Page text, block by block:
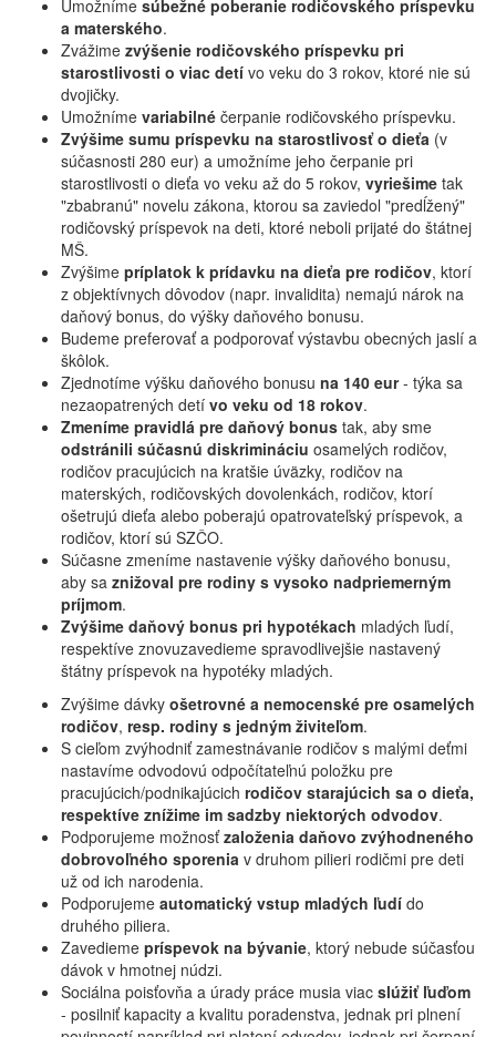
Umožníme súbežné poberanie rodičovského príspevku
a materského.
Zvážime zvýšenie rodičovského príspevku pri
starostlivosti o viac detí vo veku do 3 rokov, ktoré nie sú
dvojičky.
Umožníme variabilné čerpanie rodičovského príspevku.
Zvýšime sumu príspevku na starostlivosť o dieťa (v
súčasnosti 280 eur) a umožníme jeho čerpanie pri
starostlivosti o dieťa vo veku až do 5 rokov, vyriešime tak
"zbabranú" novelu zákona, ktorou sa zaviedol "predĺžený"
rodičovský príspevok na deti, ktoré neboli prijaté do štátnej
MŠ.
Zvýšime príplatok k prídavku na dieťa pre rodičov, ktorí
z objektívnych dôvodov (napr. invalidita) nemajú nárok na
daňový bonus, do výšky daňového bonusu.
Budeme preferovať a podporovať výstavbu obecných jaslí a
škôlok.
Zjednotíme výšku daňového bonusu na 140 eur- týka sa
nezaopatrených detí vo veku od 18 rokov.
Zmeníme pravidlá pre daňový bonus tak, aby sme
odstránili súčasnú diskrimináciu osamelých rodičov,
rodičov pracujúcich na kratšie úväzky, rodičov na
materských, rodičovských dovolenkách, rodičov, ktorí
ošetrujú dieťa alebo poberajú opatrovateľský príspevok, a
rodičov, ktorí sú SZČO.
Súčasne zmeníme nastavenie výšky daňového bonusu,
aby sa znižoval pre rodiny s vysoko nadpriemerným
príjmom.
Zvýšime daňový bonus pri hypotékach mladých ľudí,
respektíve znovuzavedieme spravodlivejšie nastavený
štátny príspevok na hypotéky mladých.
Zvýšime dávky ošetrovné a nemocenské pre osamelých
rodičov, resp. rodiny s jedným živiteľom.
S cieľom zvýhodniť zamestnávanie rodičov s malými deťmi
nastavíme odvodovú odpočítateľnú položku pre
pracujúcich/podnikajúcich rodičov starajúcich sa o dieťa,
respektíve znížime im sadzby niektorých odvodov.
Podporujeme možnosťzaloženia daňovo zvýhodneného
dobrovoľného sporenia v druhom pilieri rodičmi pre deti
už od ich narodenia.
Podporujeme automatický vstup mladých ľudí do
druhého piliera.
Zavedieme príspevok na bývanie, ktorý nebude súčasťou
dávok v hmotnej núdzi.
Sociálna poisťovňa a úrady práce musia viac slúžiť ľuďom
- posilniť kapacity a kvalitu poradenstva, jednak pri plnení